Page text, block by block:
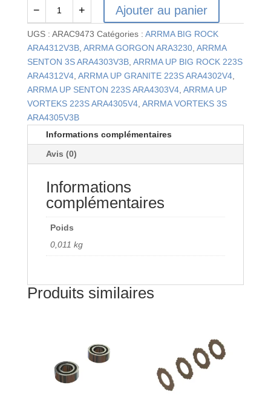
quantité
de
AR310816
-
Hexagone
de
roue
en
métal
− + Ajouter au panier
UGS : ARAC9473 Catégories : ARRMA BIG ROCK
ARA4312V3B, ARRMA GORGON ARA3230, ARRMA
SENTON 3S ARA4303V3B, ARRMA UP BIG ROCK 223S
ARA4312V4, ARRMA UP GRANITE 223S ARA4302V4,
ARRMA UP SENTON 223S ARA4303V4, ARRMA UP
VORTEKS 223S ARA4305V4, ARRMA VORTEKS 3S
ARA4305V3B
Informations complémentaires
Avis (0)
Informations
complémentaires
Poids
0,011 kg
Produits similaires